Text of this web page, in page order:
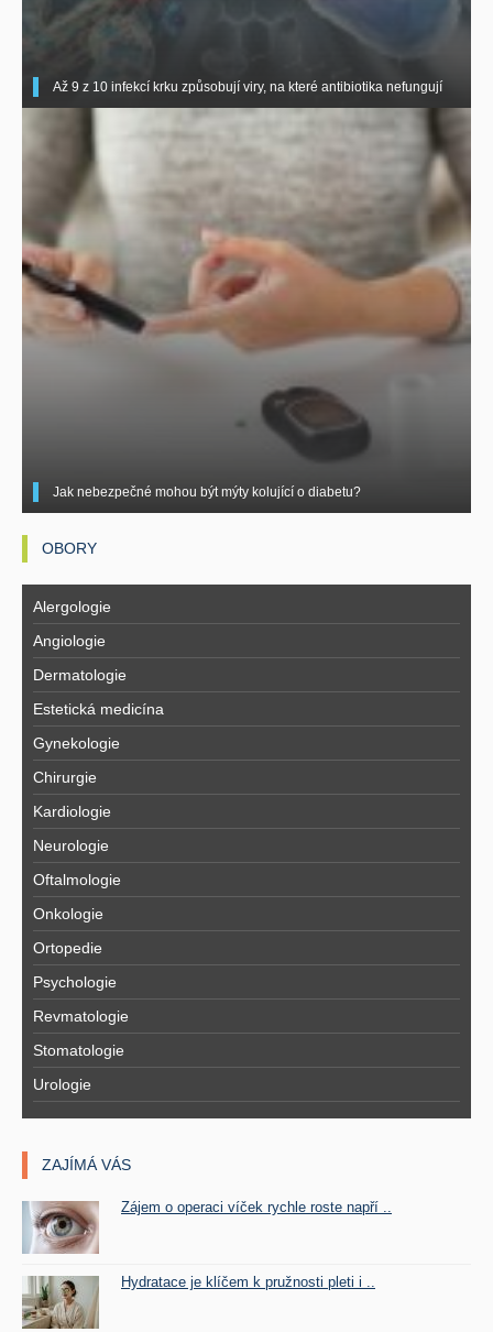
Až 9 z 10 infekcí krku způsobují viry, na které antibiotika nefungují
Jak nebezpečné mohou být mýty kolující o diabetu?
OBORY
Alergologie
Angiologie
Dermatologie
Estetická medicína
Gynekologie
Chirurgie
Kardiologie
Neurologie
Oftalmologie
Onkologie
Ortopedie
Psychologie
Revmatologie
Stomatologie
Urologie
ZAJÍMÁ VÁS
Zájem o operaci víček rychle roste napří ..
Hydratace je klíčem k pružnosti pleti i ..